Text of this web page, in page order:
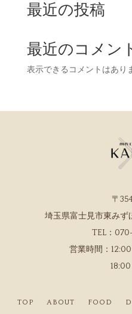
最近の投稿
最近のコメン
表示できるコメントはあり
〒
埼玉県富士見市東みず
TEL：
営業時間：
18:00～
TOP ABOUT FOOD